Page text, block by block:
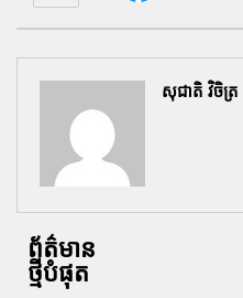
សុជាតិ វិចិត្រ
ព័ត៌មាន
ថ្មីបំផុត